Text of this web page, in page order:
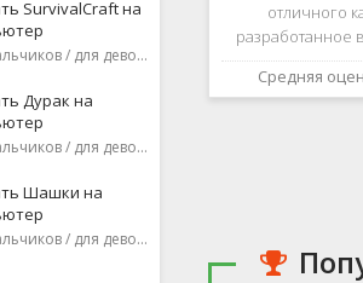
SurvivalCraft на
для мальчиков / для девочек
Дурак на
для мальчиков / для девочек
Шашки на
для мальчиков / для девочек
отличного
разработанное
это, конечно же,
ней вы сможете
Средняя